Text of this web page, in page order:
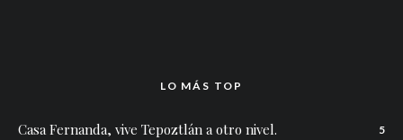
LO MÁS TOP
Casa Fernanda, vive Tepoztlán a otro nivel. 5